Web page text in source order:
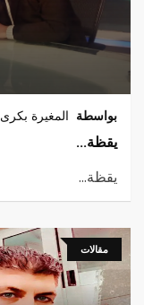
بواسطة المغيرة بكرى
يقظة...
يقظة...
مقالات